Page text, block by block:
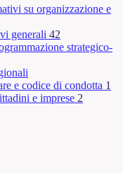
su organizzazione e
generali 42
strategico-
e codice di condotta 1
e imprese 2